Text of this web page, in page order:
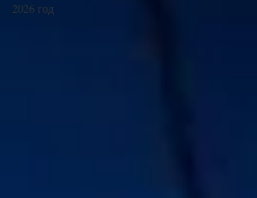
2026 год